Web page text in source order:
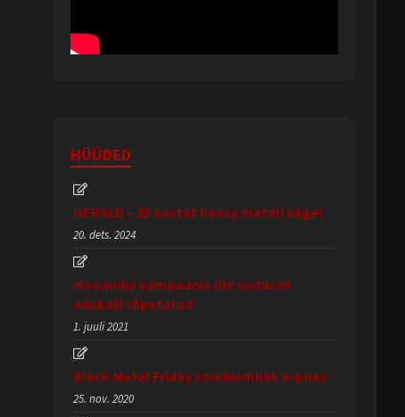
HÜÜDED
HERALD – 25 aastat heavy metali väge!
20. dets. 2024
Hooandja kampaania üle ootuste
edukalt lõpetatud
1. juuli 2021
Black Metal Friday soodusmüük e-poes
25. nov. 2020